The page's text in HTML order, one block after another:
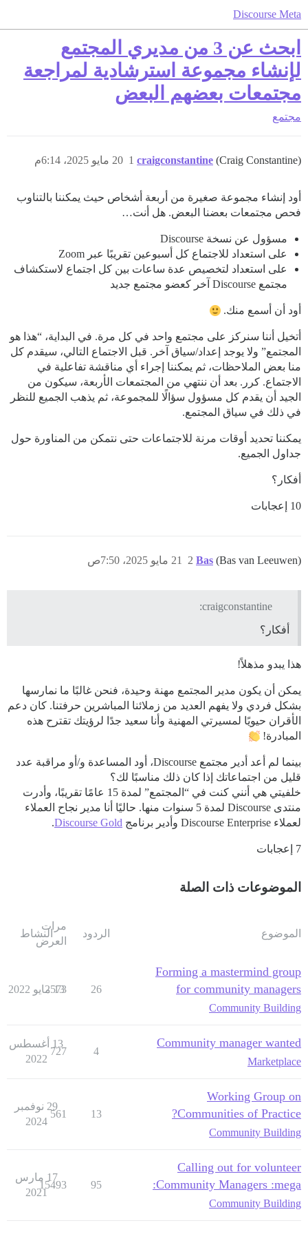
Discourse Meta
ابحث عن 3 من مديري المجتمع
لإنشاء مجموعة استرشادية لمراجعة
مجتمعات بعضهم البعض
مجتمع
craigconstantine (Craig Constantine) 20 مايو 2025، 6:14م 1
أود إنشاء مجموعة صغيرة من أربعة أشخاص حيث يمكننا بالتناوب
فحص مجتمعات بعضنا البعض. هل أنت…
مسؤول عن نسخة Discourse
على استعداد للاجتماع كل أسبوعين تقريبًا عبر Zoom
على استعداد لتخصيص عدة ساعات بين كل اجتماع لاستكشاف
مجتمع Discourse آخر كعضو مجتمع جديد
أود أن أسمع منك.
أتخيل أننا سنركز على مجتمع واحد في كل مرة. في البداية، “هذا هو
المجتمع” ولا يوجد إعداد/سياق آخر. قبل الاجتماع التالي، سيقدم كل
منا بعض الملاحظات، ثم يمكننا إجراء أي مناقشة تفاعلية في
الاجتماع. كرر. بعد أن ننتهي من المجتمعات الأربعة، سيكون من
الجيد أن يقدم كل مسؤول سؤالًا للمجموعة، ثم يذهب الجميع للنظر
في ذلك في سياق المجتمع.
يمكننا تحديد أوقات مرنة للاجتماعات حتى نتمكن من المناورة حول
جداول الجميع.
أفكار؟
10 إعجابات
Bas (Bas van Leeuwen) 21 مايو 2025، 7:50ص 2
craigconstantine:
أفكار؟
هذا يبدو مذهلاً!
يمكن أن يكون مدير المجتمع مهنة وحيدة، فنحن غالبًا ما نمارسها
بشكل فردي ولا يفهم العديد من زملائنا المباشرين حرفتنا. كان دعم
الأقران حيويًا لمسيرتي المهنية وأنا سعيد جدًا لرؤيتك تقترح هذه
المبادرة!
بينما لم أعد أدير مجتمع Discourse، أود المساعدة و/أو مراقبة عدد
قليل من اجتماعاتك إذا كان ذلك مناسبًا لك؟
خلفيتي هي أنني كنت في “المجتمع” لمدة 15 عامًا تقريبًا، وأدرت
منتدى Discourse لمدة 5 سنوات منها. حاليًا أنا مدير نجاح العملاء
لعملاء Discourse Enterprise وأدير برنامج
Discourse Gold
.
7 إعجابات
الموضوعات ذات الصلة
الموضوع الردود
مرات
العرض
النشاط
Forming a mastermind group
for community managers
Community Building
26
2573
13 مايو 2022
Community manager wanted
Marketplace
4
727
13 أغسطس
2022
Working Group on
Communities of Practice?
Community Building
13
561
29 نوفمبر
2024
Calling out for volunteer
Community Managers :mega:
Community Building
95
15493
17 مارس
2021